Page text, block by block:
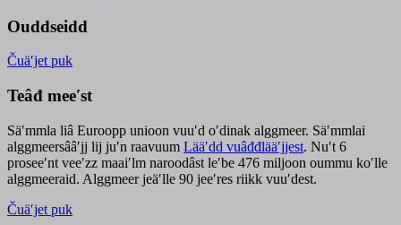
Ouddseidd
Čuäʹjet puk
Teâđ meeʹst
Säʹmmla liâ Euroopp unioon vuuʹd oʹdinak alggmeer. Säʹmmlai
alggmeersââʹjj lij juʹn raavuum Lääʹdd vuâđđlääʹjjest. Nuʹt 6
proseeʹnt veeʹzz maaiʹlm naroodâst leʹbe 476 miljoon oummu koʹlle
alggmeeraid. Alggmeer jeäʹlle 90 jeeʹres riikk vuuʹdest.
Čuäʹjet puk